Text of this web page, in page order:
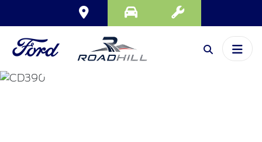
GALAXY